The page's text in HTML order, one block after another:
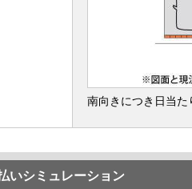
南向きにつき日当た
いシミュレーション